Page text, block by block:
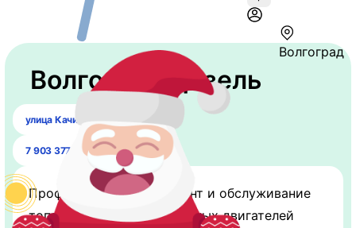
Волгоград
Волгоград Дизель
улица Качинцев, 77
7 903 377-99-43
Профессиональный ремонт и обслуживание
топливных систем дизельных двигателей